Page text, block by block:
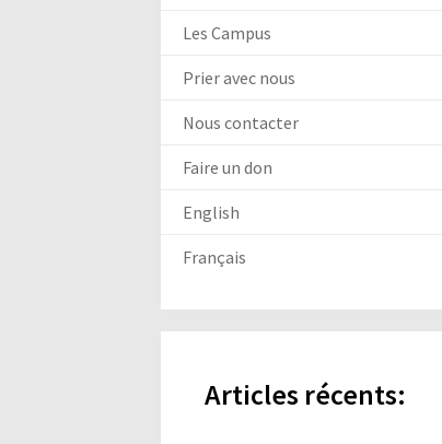
Les Campus
Prier avec nous
Nous contacter
Faire un don
English
Français
Articles récents: